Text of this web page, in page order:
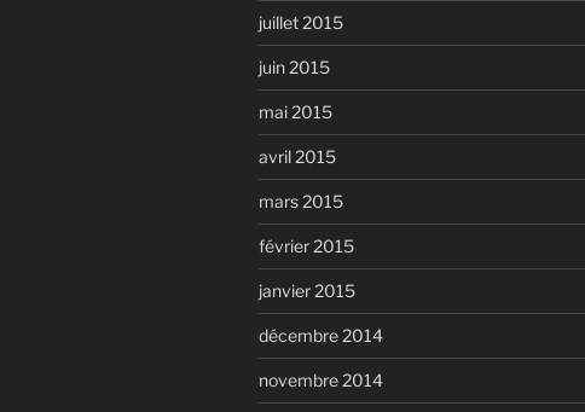
juillet 2015
juin 2015
mai 2015
avril 2015
mars 2015
février 2015
janvier 2015
décembre 2014
novembre 2014